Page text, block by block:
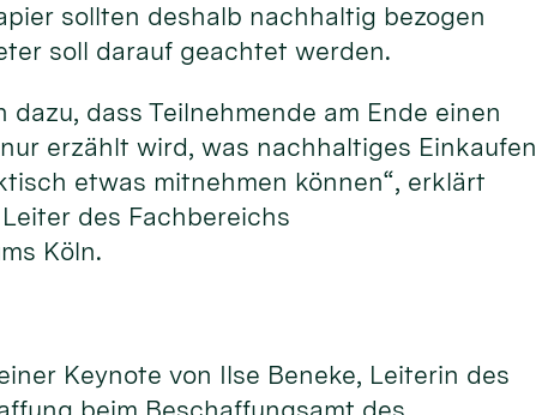
sollten deshalb nachhaltig bezogen
soll darauf geachtet werden.
dass Teilnehmende am Ende einen
erzählt wird, was nachhaltiges Einkaufen
etwas mitnehmen können“, erklärt
des Fachbereichs
Köln.
Keynote von Ilse Beneke, Leiterin des